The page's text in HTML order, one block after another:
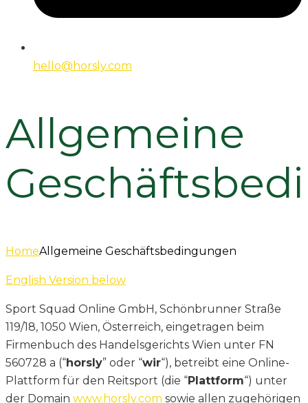
hello@horsly.com
Allgemeine
HomeAllgemeine Geschäftsbedingungen
English Version below
Sport Squad Online GmbH, Schönbrunner Straße
119/18, 1050 Wien, Österreich, eingetragen beim
Firmenbuch des Handelsgerichts Wien unter FN
560728 a (“horsly” oder “wir“), betreibt eine Online-
Plattform für den Reitsport (die “Plattform“) unter
der Domain www.horsly.com sowie allen zugehörigen